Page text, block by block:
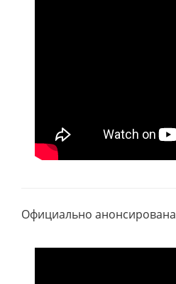
Официально анонсирована